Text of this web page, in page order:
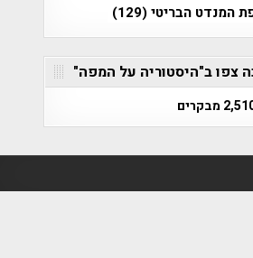
המנדט הבריטי(129)
צפו ב"היסטוריה על המפה"
מבקרים